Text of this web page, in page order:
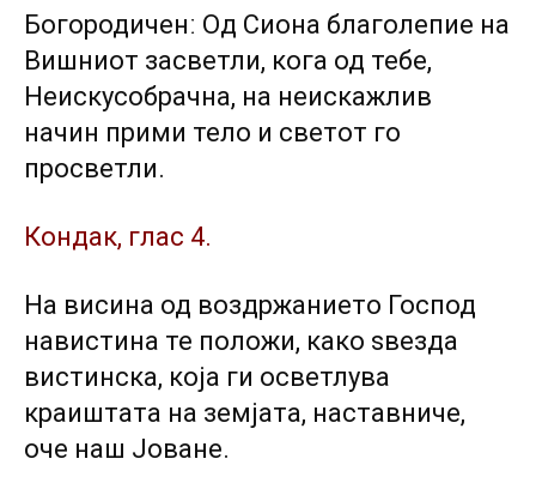
Богородиченː Од Сиона благолепие на
Вишниот засветли, кога од тебе,
Неискусобрачна, на неискажлив
начин прими тело и светот го
просветли.
Кондак, глас 4.
На висина од воздржанието Господ
навистина те положи, како ѕвезда
вистинска, која ги осветлува
краиштата на земјата, наставниче,
оче наш Јоване.